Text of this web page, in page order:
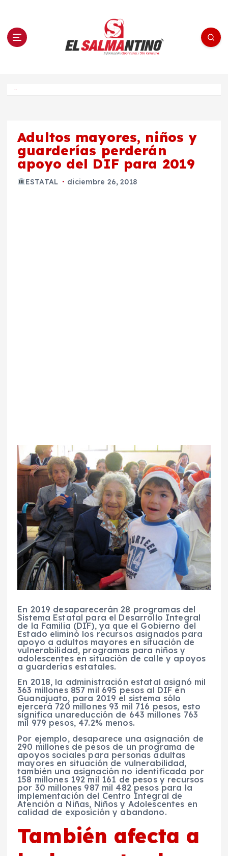
n El Salmantino - medios/noticias/editorial
Adultos mayores, niños y
guarderías perderán
apoyo del DIF para 2019
ESTATAL diciembre 26, 2018
En 2019 desaparecerán 28 programas del
Sistema Estatal para el Desarrollo Integral
de la Familia (DIF), ya que el Gobierno del
Estado eliminó los recursos asignados para
apoyo a adultos mayores en situación de
vulnerabilidad, programas para niños y
adolescentes en situación de calle y apoyos
a guarderías estatales.
En 2018, la administración estatal asignó mil
363 millones 857 mil 695 pesos al DIF en
Guanajuato, para 2019 el sistema sólo
ejercerá 720 millones 93 mil 716 pesos, esto
significa unareducción de 643 millones 763
mil 979 pesos, 47.2% menos.
Por ejemplo, desaparece una asignación de
290 millones de pesos de un programa de
apoyos sociales para personas adultas
mayores en situación de vulnerabilidad,
también una asignación no identificada por
158 millones 192 mil 161 de pesos y recursos
por 30 millones 987 mil 482 pesos para la
implementación del Centro Integral de
Atención a Niñas, Niños y Adolescentes en
calidad de exposición y abandono.
También afecta a